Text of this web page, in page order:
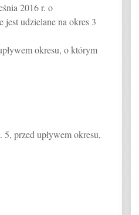
2016 r. o
udzielane na okres 3
okresu, o którym
przed upływem okresu,